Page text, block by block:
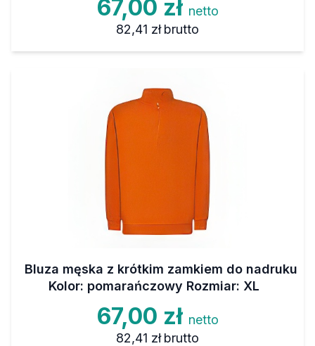
67,00 zł netto
82,41 zł brutto
Bluza męska z krótkim zamkiem do nadruku
Kolor: pomarańczowy Rozmiar: XL
67,00 zł netto
82,41 zł brutto